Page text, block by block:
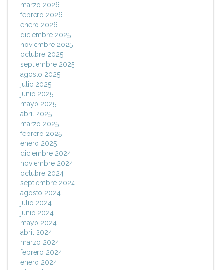
marzo 2026
febrero 2026
enero 2026
diciembre 2025
noviembre 2025
octubre 2025
septiembre 2025
agosto 2025
julio 2025
junio 2025
mayo 2025
abril 2025
marzo 2025
febrero 2025
enero 2025
diciembre 2024
noviembre 2024
octubre 2024
septiembre 2024
agosto 2024
julio 2024
junio 2024
mayo 2024
abril 2024
marzo 2024
febrero 2024
enero 2024